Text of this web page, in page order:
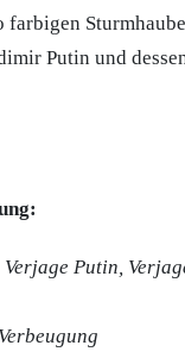
Putin und
Putin,